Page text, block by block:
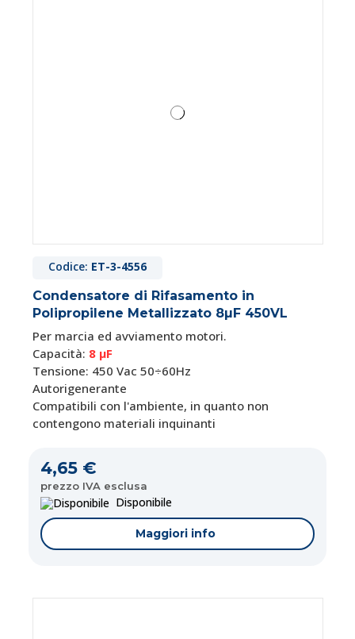
Codice: ET-3-4556
Condensatore di Rifasamento in
Polipropilene Metallizzato 8µF 450VL
Per marcia ed avviamento motori.
Capacità: 8 μF
Tensione: 450 Vac 50÷60Hz
Autorigenerante
Compatibili con l'ambiente, in quanto non
contengono materiali inquinanti
4,65 €
prezzo IVA esclusa
Disponibile
Maggiori info